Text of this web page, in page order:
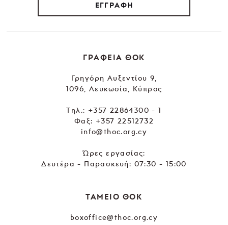
ΕΓΓΡΑΦΗ
ΓΡΑΦΕΙΑ ΘΟΚ
Γρηγόρη Αυξεντίου 9,
1096, Λευκωσία, Κύπρος
Tηλ.: +357 22864300 - 1
Φαξ: +357 22512732
info@thoc.org.cy
Ώρες εργασίας:
Δευτέρα - Παρασκευή: 07:30 - 15:00
ΤΑΜΕΙΟ ΘΟΚ
boxoffice@thoc.org.cy